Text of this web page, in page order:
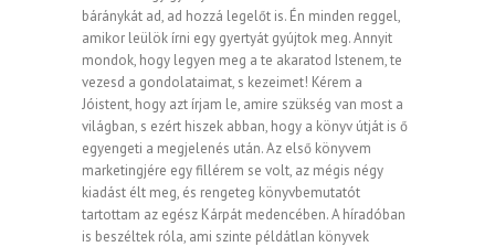
báránykát ad, ad hozzá legelőt is. Én minden reggel,
amikor leülök írni egy gyertyát gyújtok meg. Annyit
mondok, hogy legyen meg a te akaratod Istenem, te
vezesd a gondolataimat, s kezeimet! Kérem a
Jóistent, hogy azt írjam le, amire szükség van most a
világban, s ezért hiszek abban, hogy a könyv útját is ő
egyengeti a megjelenés után. Az első könyvem
marketingjére egy fillérem se volt, az mégis négy
kiadást élt meg, és rengeteg könyvbemutatót
tartottam az egész Kárpát medencében. A híradóban
is beszéltek róla, ami szinte példátlan könyvek